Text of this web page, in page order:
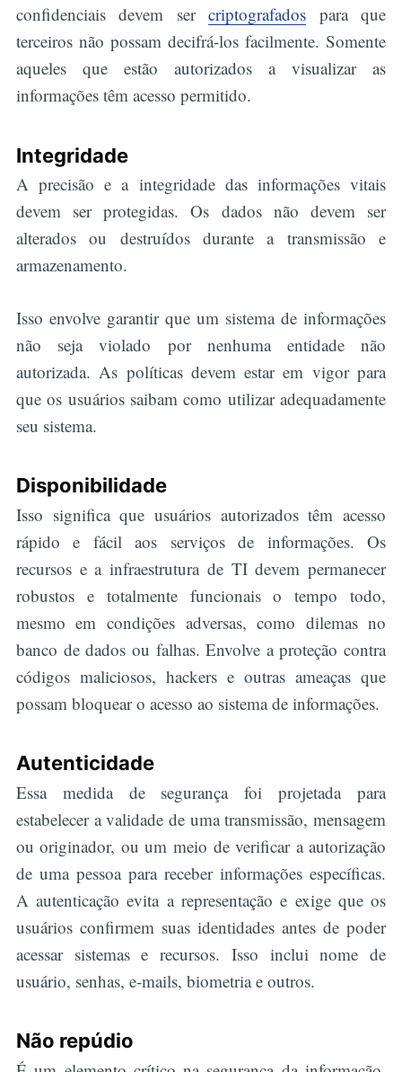
confidenciais devem sercriptografados para que
terceiros não possam decifrá-los facilmente. Somente
aqueles que estão autorizados a visualizar as
informações têm acesso permitido.
Integridade
A precisão e a integridade das informações vitais
devem ser protegidas. Os dados não devem ser
alterados ou destruídos durante a transmissão e
armazenamento.
Isso envolve garantir que um sistema de informações
não seja violado por nenhuma entidade não
autorizada. As políticas devem estar em vigor para
que os usuários saibam como utilizar adequadamente
seu sistema.
Disponibilidade
Isso significa que usuários autorizados têm acesso
rápido e fácil aos serviços de informações. Os
recursos e a infraestrutura de TI devem permanecer
robustos e totalmente funcionais o tempo todo,
mesmo em condições adversas, como dilemas no
banco de dados ou falhas. Envolve a proteção contra
códigos maliciosos, hackers e outras ameaças que
possam bloquear o acesso ao sistema de informações.
Autenticidade
Essa medida de segurança foi projetada para
estabelecer a validade de uma transmissão, mensagem
ou originador, ou um meio de verificar a autorização
de uma pessoa para receber informações específicas.
A autenticação evita a representação e exige que os
usuários confirmem suas identidades antes de poder
acessar sistemas e recursos. Isso inclui nome de
usuário, senhas, e-mails, biometria e outros.
Não repúdio